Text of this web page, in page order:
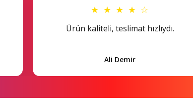
★ ★ ★ ★ ☆
Ürün kaliteli, teslimat hızlıydı.
Ali Demir